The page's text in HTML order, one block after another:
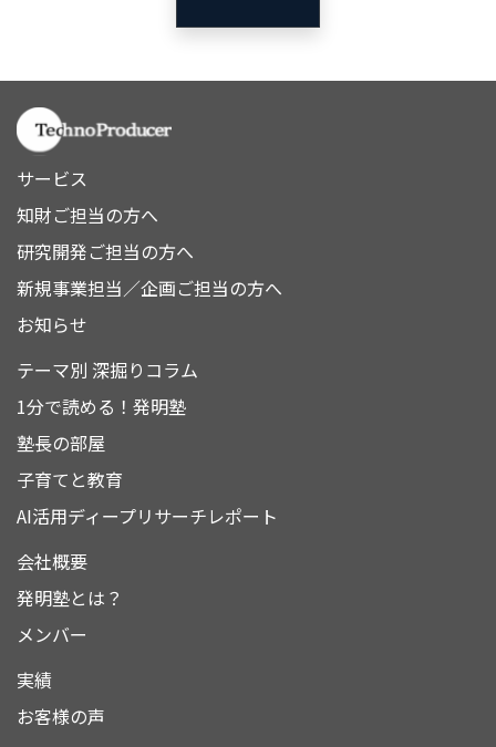
サービス
知財ご担当の方へ
研究開発ご担当の方へ
新規事業担当／企画ご担当の方へ
お知らせ
テーマ別 深掘りコラム
1分で読める！発明塾
塾長の部屋
子育てと教育
AI活用ディープリサーチレポート
会社概要
発明塾とは？
メンバー
実績
お客様の声